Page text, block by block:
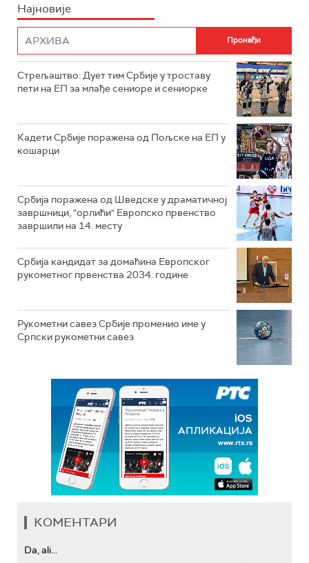
Најновије
Стрељаштво: Дует тим Србије у троставу
пети на ЕП за млађе сениоре и сениорке
Кадети Србије поражена од Пољске на ЕП у
кошарци
Србија поражена од Шведске у драматичној
завршници, "орлићи" Европско првенство
завршили на 14. месту
Србија кандидат за домаћина Европског
рукометног првенства 2034. године
Рукометни савез Србије променио име у
Српски рукометни савез
КОМЕНТАРИ
Da, ali...